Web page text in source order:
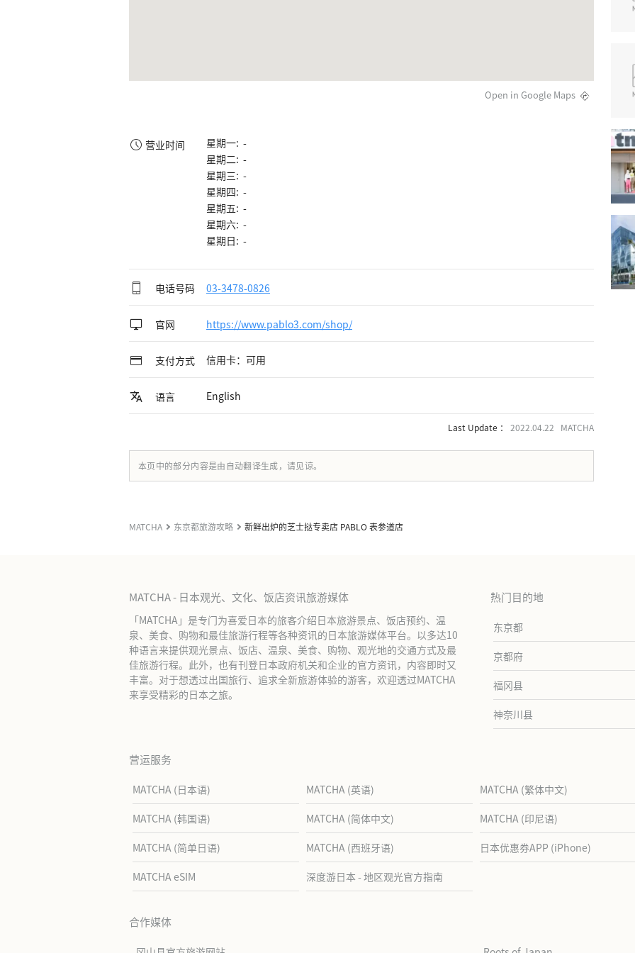
Open in Google Maps
营业时间
星期一: -
星期二: -
星期三: -
星期四: -
星期五: -
星期六: -
星期日: -
电话号码 03-3478-0826
官网 https://www.pablo3.com/shop/
支付方式 信用卡：可用
语言 English
Last Update ： 2022.04.22 MATCHA
本页中的部分内容是由自动翻译生成，请见谅。
MATCHA 东京都旅游攻略 新鲜出炉的芝士挞专卖店 PABLO 表参道店
MATCHA - 日本观光、文化、饭店资讯旅游媒体
「MATCHA」是专门为喜爱日本的旅客介绍日本旅游景点、饭店预约、温
泉、美食、购物和最佳旅游行程等各种资讯的日本旅游媒体平台。以多达10
种语言来提供观光景点、饭店、温泉、美食、购物、观光地的交通方式及最
佳旅游行程。此外，也有刊登日本政府机关和企业的官方资讯，内容即时又
丰富。对于想透过出国旅行、追求全新旅游体验的游客，欢迎透过MATCHA
来享受精彩的日本之旅。
热门目的地
东京都
京都府
福冈县
神奈川县
营运服务
MATCHA (日本语) MATCHA (英语) MATCHA (繁体中文)
MATCHA (韩国语) MATCHA (简体中文) MATCHA (印尼语)
MATCHA (简单日语) MATCHA (西班牙语) 日本优惠券APP (iPhone)
MATCHA eSIM 深度游日本 - 地区观光官方指南
合作媒体